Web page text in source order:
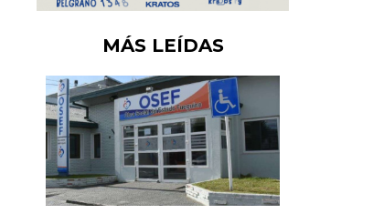
MÁS LEÍDAS